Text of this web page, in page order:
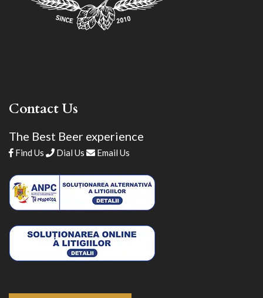
Contact Us
The Best Beer experience
Find Us Dial Us Email Us